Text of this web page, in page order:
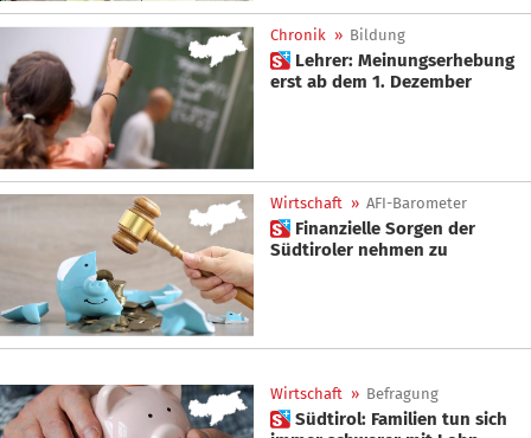
Chronik » Bildung
 Lehrer: Meinungserhebung
erst ab dem 1. Dezember
Wirtschaft » AFI-Barometer
 Finanzielle Sorgen der
Südtiroler nehmen zu
Wirtschaft » Befragung
 Südtirol: Familien tun sich